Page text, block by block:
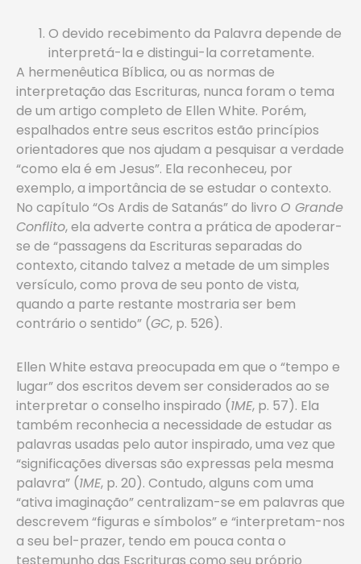
O devido recebimento da Palavra depende de
interpretá-la e distingui-la corretamente.
A hermenêutica Bíblica, ou as normas de
interpretação das Escrituras, nunca foram o tema
de um artigo completo de Ellen White. Porém,
espalhados entre seus escritos estão princípios
orientadores que nos ajudam a pesquisar a verdade
“como ela é em Jesus”. Ela reconheceu, por
exemplo, a importância de se estudar o contexto.
No capítulo “Os Ardis de Satanás” do livro O Grande
Conflito, ela adverte contra a prática de apoderar-
se de “passagens da Escrituras separadas do
contexto, citando talvez a metade de um simples
versículo, como prova de seu ponto de vista,
quando a parte restante mostraria ser bem
contrário o sentido” (GC, p. 526).
Ellen White estava preocupada em que o “tempo e
lugar” dos escritos devem ser considerados ao se
interpretar o conselho inspirado (1ME, p. 57). Ela
também reconhecia a necessidade de estudar as
palavras usadas pelo autor inspirado, uma vez que
“significações diversas são expressas pela mesma
palavra” (1ME, p. 20). Contudo, alguns com uma
“ativa imaginação” centralizam-se em palavras que
descrevem “figuras e símbolos” e “interpretam-nos
a seu bel-prazer, tendo em pouca conta o